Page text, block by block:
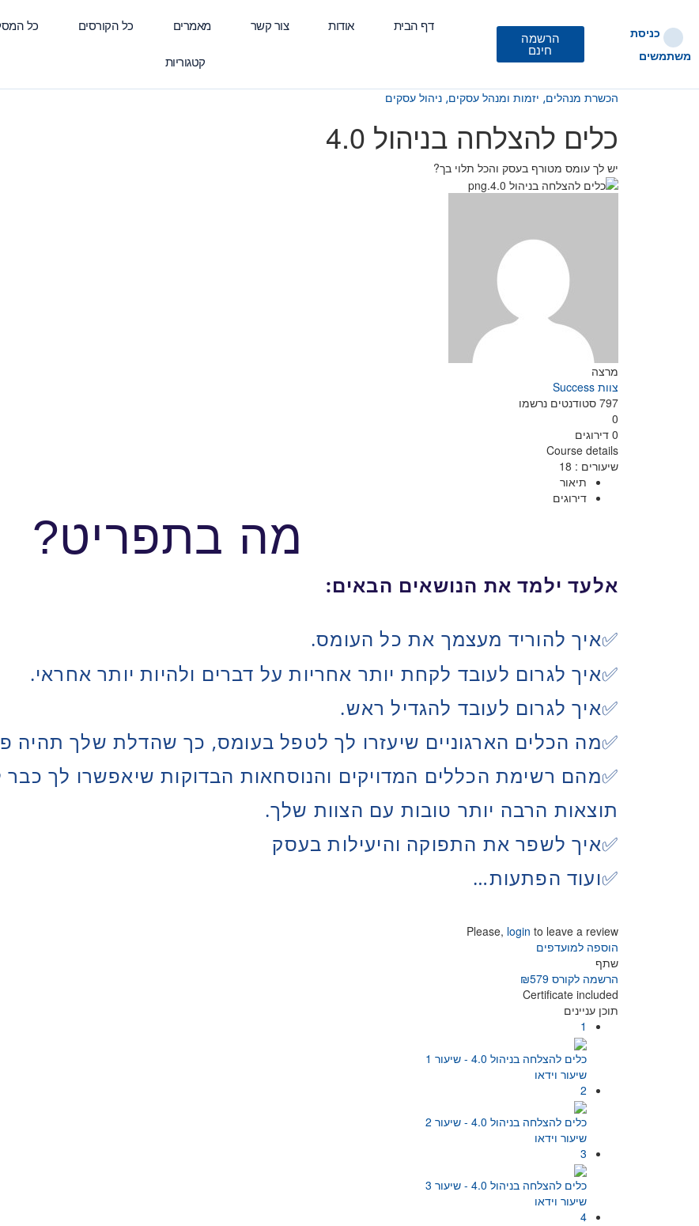
כניסת
משתמשים
הרשמה
חינם
דף הבית אודות צור קשר מאמרים כל הקורסים כל
קטגוריות
הכשרת מנהלים⸲ יזמות ומנהל עסקים⸲ ניהול עסקים
כלים להצלחה בניהול 4.0
יש לך עומס מטורף בעסק והכל תלוי בך?
מרצה
צוות Success
797 סטודנטים נרשמו
0
0 דירוגים
Course details
שיעורים :
18
תיאור
דירוגים
מה בתפריט?
אלעד ילמד את הנושאים הבאים:
✅איך להוריד מעצמך את כל העומס.
✅איך לגרום לעובד לקחת יותר אחריות על דברים ולהיות יותר אחראי.
✅איך לגרום לעובד להגדיל ראש.
✅מה הכלים הארגוניים שיעזרו לך לטפל בעומס, כך שהדלת שלך תהיה
✅מהם רשימת הכללים המדויקים והנוסחאות הבדוקות שיאפשרו לך
תוצאות הרבה יותר טובות עם הצוות שלך.
✅איך לשפר את התפוקה והיעילות בעסק
✅ועוד הפתעות…
Please, login to leave a review
הוספה למועדפים
שתף
הרשמה לקורס ₪579
Certificate included
תוכן עניינים
1
כלים להצלחה בניהול 4.0 - שיעור 1
שיעור וידאו
2
כלים להצלחה בניהול 4.0 - שיעור 2
שיעור וידאו
3
כלים להצלחה בניהול 4.0 - שיעור 3
שיעור וידאו
4